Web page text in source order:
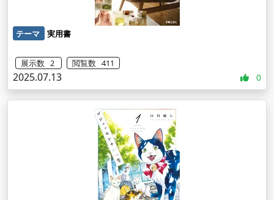
テーマ 実用書
展示数 2 閲覧数 411
2025.07.13 0